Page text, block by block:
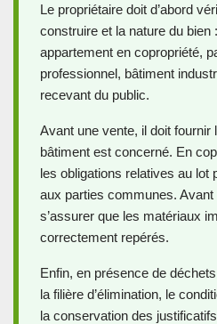
Le propriétaire doit d’abord
construire et la nature du bien
appartement en copropriété,
professionnel, bâtiment
recevant du public.
Avant une vente, il doit fournir
bâtiment est concerné. En
les obligations relatives au lot
aux parties communes.
s’assurer que les matériaux
correctement repérés.
Enfin, en présence de
la filière d’élimination, le
la conservation des